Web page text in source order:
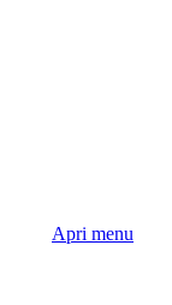
Apri menu